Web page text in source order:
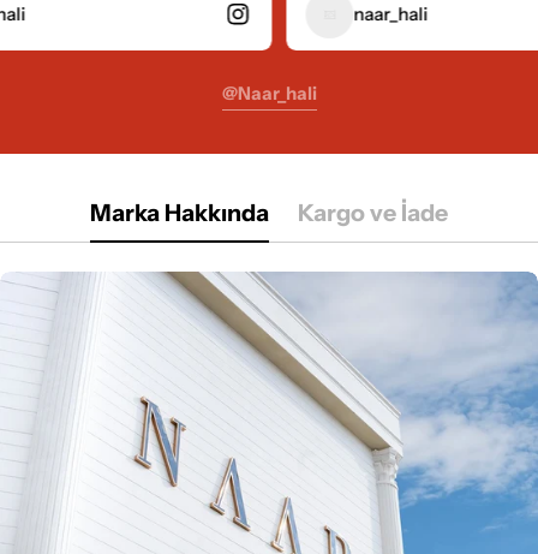
naar_hali
@naar_hali
Marka Hakkında Kargo ve İade